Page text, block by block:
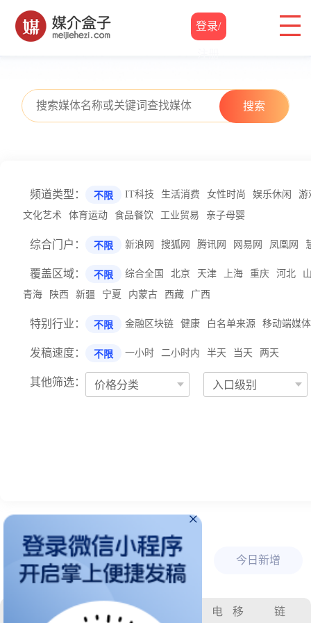
登录/
搜索
频道类型： 不限 IT科技 生活消费 女性时尚 娱乐休闲
游
文化艺术
体育运动 食品餐饮 工业贸易 亲子母婴
综合门户： 不限 新浪网 搜狐网 腾讯网 网易网 凤凰网
覆盖区域： 不限 综合全国 北京 天津 上海 重庆 河北
青海
陕西 新疆 宁夏 内蒙古 西藏 广西
特别行业： 不限 金融区块链 健康 白名单来源 移动端媒体
发稿速度： 不限 一小时 二小时内 半天 当天 两天
其他筛选： 价格分类 入口级别
媒体查找 今日推荐 今日新增
电 移 链
×